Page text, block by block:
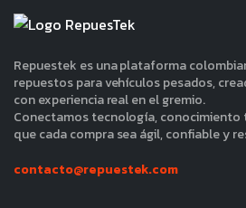
Repuestek es una plataforma
repuestos para vehículos pesados,
con experiencia real en el gremio.
Conectamos tecnología, conocimiento
que cada compra sea ágil, confiable y
contacto@repuestek.com